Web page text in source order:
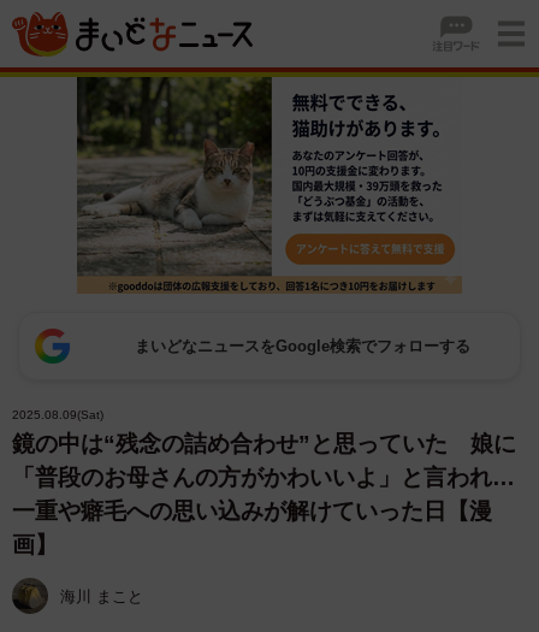
まいどなニュースをGoogle検索でフォローする
2025.08.09(Sat)
鏡の中は“残念の詰め合わせ”と思っていた 娘に
「普段のお母さんの方がかわいいよ」と言われ…
一重や癖毛への思い込みが解けていった日【漫
画】
海川 まこと